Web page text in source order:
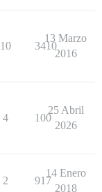
10 3410
13 Marzo
2016
4 100
25 Abril
2026
2 917
14 Enero
2018